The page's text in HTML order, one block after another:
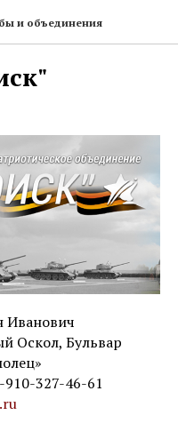
и объединения
Иванович
Оскол, Бульвар
327-46-61